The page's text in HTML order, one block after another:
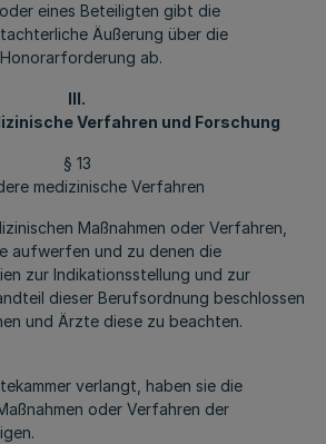
eines Beteiligten gibt die
Äußerung über die
ab.
III.
Verfahren und Forschung
§ 13
medizinische Verfahren
Maßnahmen oder Verfahren,
aufwerfen und zu denen die
zur Indikationsstellung und zur
dieser Berufsordnung beschlossen
und Ärzte diese zu beachten.
verlangt, haben sie die
oder Verfahren der